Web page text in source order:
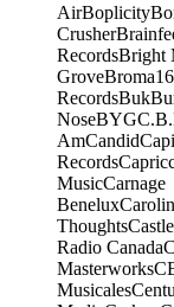
AirBoplicity
Crusher
RecordsBright
GroveBroma16
RecordsBuk
NoseBYG
AmCandid
Records
MusicCarnage
Benelux
Thoughts
Radio Canada
Masterworks
Musicales